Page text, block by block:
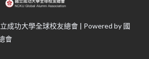
成功大學全球校友總會 | Powered by 國
會